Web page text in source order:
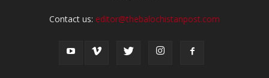
Contact us: editor@thebalochistanpost.com